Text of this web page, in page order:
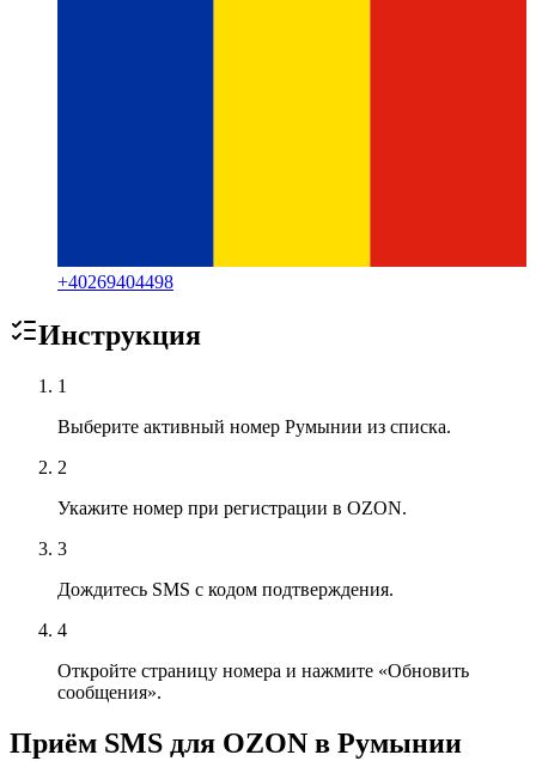
+40269404498
Инструкция
1
Выберите активный номер Румынии из списка.
2
Укажите номер при регистрации в OZON.
3
Дождитесь SMS с кодом подтверждения.
4
Откройте страницу номера и нажмите «Обновить
сообщения».
Приём SMS для OZON в Румынии